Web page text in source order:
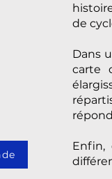
de
Dans
carte
Enfin,